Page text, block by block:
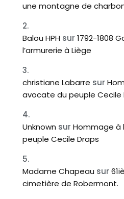
une montagne de
Balou HPH sur 1792-1808
l’armurerie à Liège
christiane Labarre sur
avocate du peuple Cecile
Unknown sur Hommage à
peuple Cecile Draps
Madame Chapeau sur
cimetière de Robermont.